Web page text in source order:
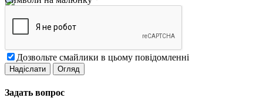
Дозвольте смайлики в цьому повідомленні
Задать вопрос